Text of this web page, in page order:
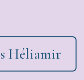
Héliamir